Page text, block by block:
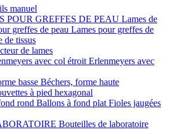
manuel
POUR GREFFES DE PEAU Lames de
greffes de peau Lames pour greffes de
de tissus
de lames
avec col étroit Erlenmeyers avec
basse Béchers, forme haute
à pied hexagonal
rond Ballons à fond plat Fioles jaugées
Bouteilles de laboratoire